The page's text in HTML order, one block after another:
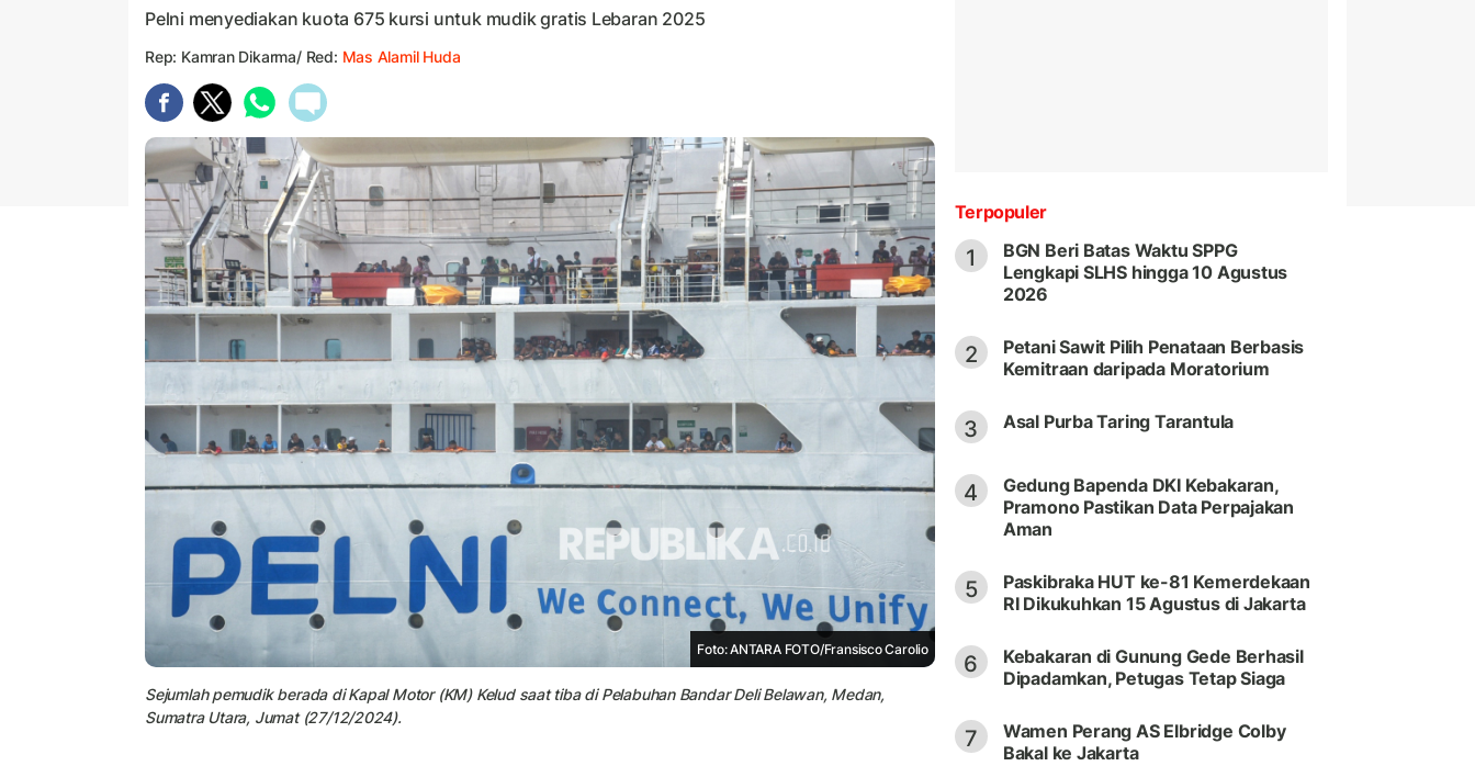
Pelni menyediakan kuota 675 kursi untuk mudik gratis Lebaran 2025
Rep: Kamran Dikarma/ Red: Mas Alamil Huda
Foto: ANTARA FOTO/Fransisco Carolio
Sejumlah pemudik berada di Kapal Motor (KM) Kelud saat tiba di Pelabuhan Bandar Deli Belawan, Medan,
Sumatra Utara, Jumat (27/12/2024).
Terpopuler
1
BGN Beri Batas Waktu SPPG
Lengkapi SLHS hingga 10 Agustus
2026
2
Petani Sawit Pilih Penataan Berbasis
Kemitraan daripada Moratorium
3 Asal Purba Taring Tarantula
4
Gedung Bapenda DKI Kebakaran,
Pramono Pastikan Data Perpajakan
Aman
5
Paskibraka HUT ke-81 Kemerdekaan
RI Dikukuhkan 15 Agustus di Jakarta
6
Kebakaran di Gunung Gede Berhasil
Dipadamkan, Petugas Tetap Siaga
7
Wamen Perang AS Elbridge Colby
Bakal ke Jakarta